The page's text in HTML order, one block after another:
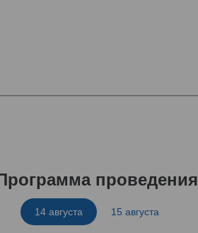
проведения
14 августа 15 августа